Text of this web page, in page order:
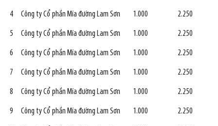
4 Công ty Cổ phần Mía đường Lam Sơn 1.000 2.250
5 Công ty Cổ phần Mía đường Lam Sơn 1.000 2.250
6 Công ty Cổ phần Mía đường Lam Sơn 1.000 2.250
7 Công ty Cổ phần Mía đường Lam Sơn 1.000 2.250
8 Công ty Cổ phần Mía đường Lam Sơn 1.000 2.250
9 Công ty Cổ phần Mía đường Lam Sơn 1.000 2.250